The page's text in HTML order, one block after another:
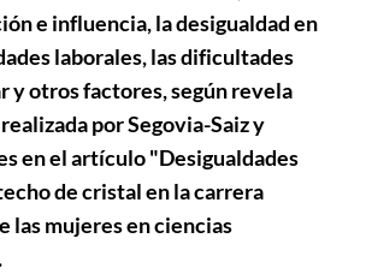
e influencia, la desigualdad en
laborales, las dificultades
y otros factores, según revela
por Segovia-Saiz y
en el artículo "Desigualdades
de cristal en la carrera
las mujeres en ciencias